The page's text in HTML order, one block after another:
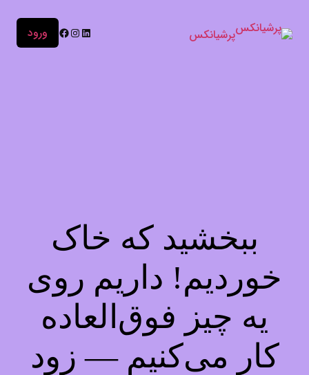
پرشیانکس ورود
ببخشید که خاک
خوردیم! داریم روی
یه چیز فوق‌العاده
کار می‌کنیم — زود